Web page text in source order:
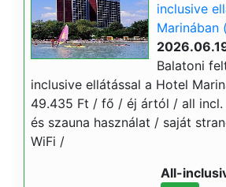
inclusive
Marinában
Balatoni
inclusive ellátással a Hotel
49.435 Ft / fő / éj ártól / all incl.
és szauna használat / saját
WiFi /
All-